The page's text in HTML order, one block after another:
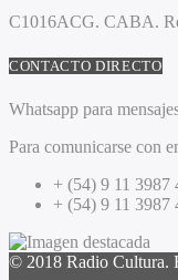
C1016ACG. CABA.
CONTACTO DIRECTO
Whatsapp para
Para comunicarse con
+ (54) 9 11 3987
+ (54) 9 11 3987
© 2018 Radio Cultura.